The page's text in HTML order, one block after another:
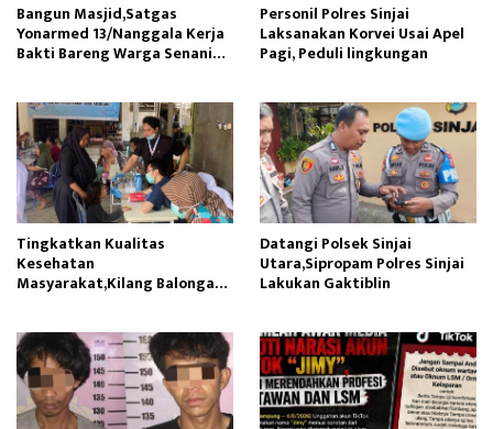
Bangun Masjid,Satgas
Yonarmed 13/Nanggala Kerja
Bakti Bareng Warga Senaning
Personil Polres Sinjai
Laksanakan Korvei Usai Apel
Pagi, Peduli lingkungan
Tingkatkan Kualitas
Kesehatan
Masyarakat,Kilang Balongan
Datangi Polsek Sinjai
Utara,Sipropam Polres Sinjai
Lakukan Gaktiblin